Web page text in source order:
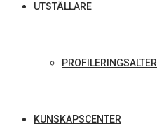
UTSTÄLLARE
KUNSKAPSCENTER